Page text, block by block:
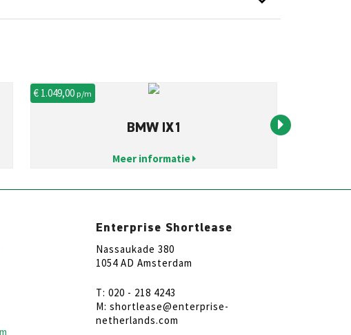
€ 1.049,00p/m
BMW IX1
Meer informatie
Enterprise Shortlease
Nassaukade 380
1054 AD Amsterdam
T: 020 - 218 4243
M: shortlease@enterprise-
netherlands.com